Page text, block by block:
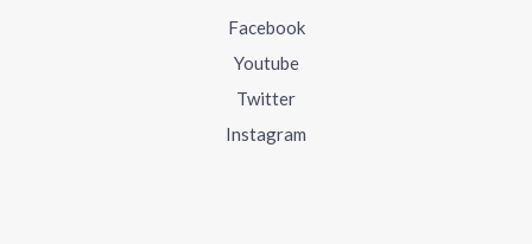
Facebook
Youtube
Twitter
Instagram